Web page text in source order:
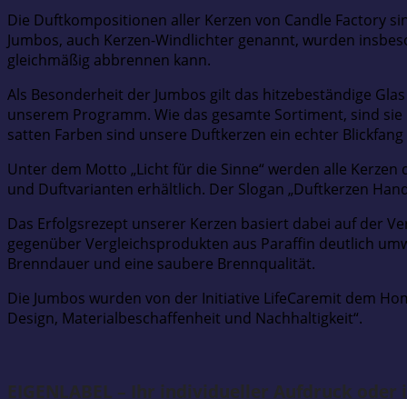
Die Duftkompositionen aller Kerzen von Candle Factory
Jumbos, auch Kerzen-Windlichter genannt, wurden
gleichmäßig abbrennen kann.
Als Besonderheit der Jumbos gilt das hitzebeständige
unserem Programm. Wie das gesamte Sortiment, sind
satten Farben sind unsere Duftkerzen ein echter
Unter dem Motto „Licht für die Sinne“ werden alle
und Duftvarianten erhältlich. Der Slogan „Duftkerzen
Das Erfolgsrezept unserer Kerzen basiert dabei auf der
gegenüber Vergleichsprodukten aus Paraffin deutlich
Brenndauer und eine saubere Brennqualität.
Die Jumbos wurden von der Initiative LifeCaremit dem
Design, Materialbeschaffenheit und Nachhaltigkeit“.
EIGENLABEL – Ihr individueller Aufdruck